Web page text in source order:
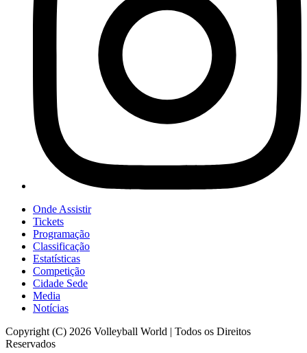
Onde Assistir
Tickets
Programação
Classificação
Estatísticas
Competição
Cidade Sede
Media
Notícias
Copyright (C) 2026 Volleyball World | Todos os Direitos
Reservados